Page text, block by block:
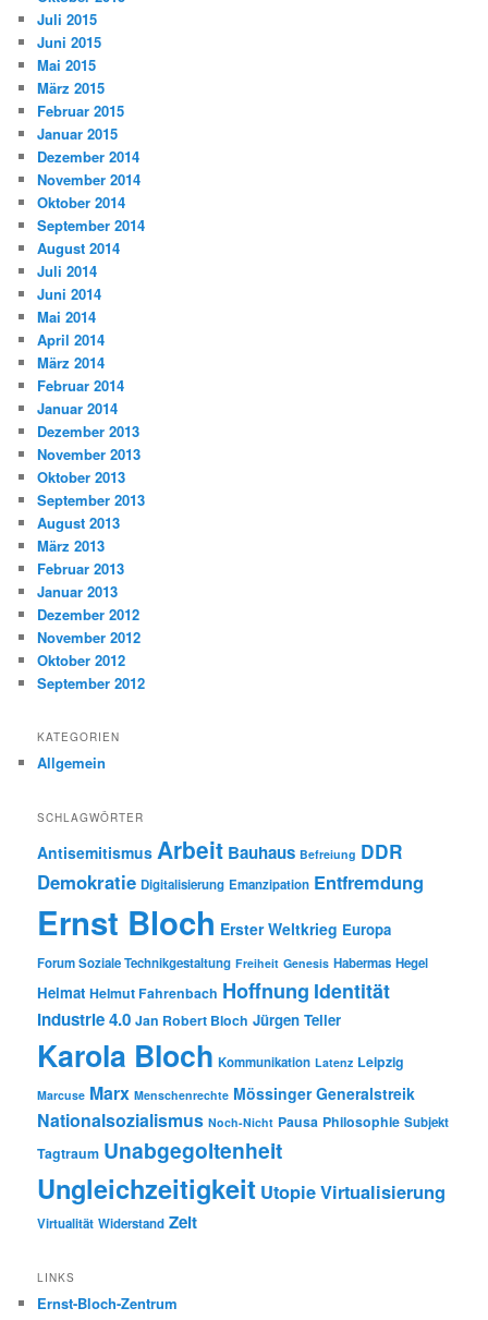
Juli 2015
Juni 2015
Mai 2015
März 2015
Februar 2015
Januar 2015
Dezember 2014
November 2014
Oktober 2014
September 2014
August 2014
Juli 2014
Juni 2014
Mai 2014
April 2014
März 2014
Februar 2014
Januar 2014
Dezember 2013
November 2013
Oktober 2013
September 2013
August 2013
März 2013
Februar 2013
Januar 2013
Dezember 2012
November 2012
Oktober 2012
September 2012
KATEGORIEN
Allgemein
SCHLAGWÖRTER
Antisemitismus Arbeit Bauhaus Befreiung DDR
Demokratie Digitalisierung Emanzipation Entfremdung
Ernst Bloch Erster Weltkrieg Europa
Forum Soziale Technikgestaltung Freiheit Genesis Habermas Hegel
Heimat Helmut Fahrenbach Hoffnung Identität
Industrie 4.0 Jan Robert Bloch Jürgen Teller
Karola Bloch Kommunikation Latenz Leipzig
Marcuse Marx Menschenrechte Mössinger Generalstreik
Nationalsozialismus Noch-Nicht Pausa Philosophie Subjekt
Tagtraum Unabgegoltenheit
Ungleichzeitigkeit UtopieVirtualisierung
Virtualität Widerstand Zeit
LINKS
Ernst-Bloch-Zentrum